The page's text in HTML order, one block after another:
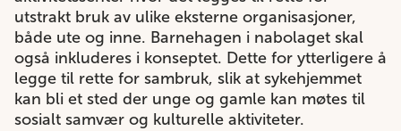
utstrakt bruk av ulike eksterne organisasjoner,
både ute og inne. Barnehagen i nabolaget skal
også inkluderes i konseptet. Dette for ytterligere å
legge til rette for sambruk, slik at sykehjemmet
kan bli et sted der unge og gamle kan møtes til
sosialt samvær og kulturelle aktiviteter.